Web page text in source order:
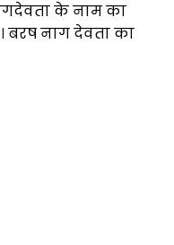
के नाम का
बरष नाग देवता का